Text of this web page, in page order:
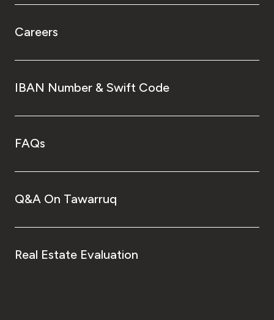
Careers
IBAN Number & Swift Code
FAQs
Q&A On Tawarruq
Real Estate Evaluation